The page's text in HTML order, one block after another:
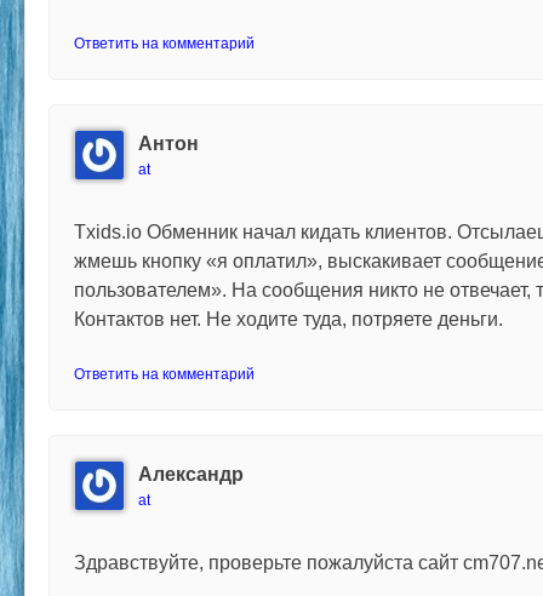
Ответить на комментарий
Антон
at
Txids.io Обменник начал кидать клиентов.
жмешь кнопку «я оплатил», выскакивает
пользователем». На сообщения никто не отвечает,
Контактов нет. Не ходите туда, потряете деньги.
Ответить на комментарий
Александр
at
Здравствуйте, проверьте пожалуйста сайт